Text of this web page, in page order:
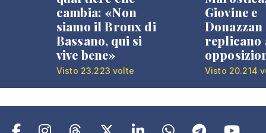
cambia: «Non
siamo il Bronx di
Bassano, qui si
vive bene»
Visto 23.223 volte
Giovine e
Donazzan
replicano
Visto 20.214